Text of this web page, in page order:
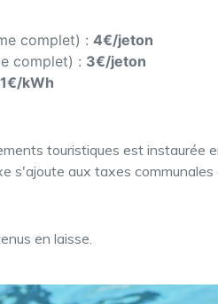
complet) : 4€/jeton
complet) : 3€/jeton
1€/kWh
touristiques est instaurée
s'ajoute aux taxes
en laisse.